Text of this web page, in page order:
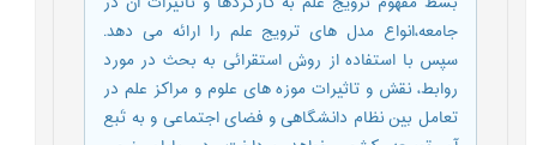
جامعه،انواع مدل های ترویج علم را ارائه می دهد.
سپس با استفاده از روش استقرائی به بحث در مورد
روابط، نقش و تاثیرات موزه های علوم و مراکز علم در
تعامل بین نظام دانشگاهی و فضای اجتماعی و به تَبع